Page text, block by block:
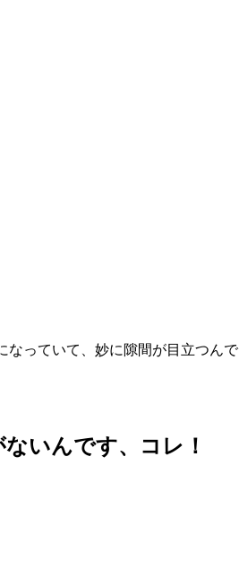
なっていて、妙に隙間が目立つんで
いんです、コレ！